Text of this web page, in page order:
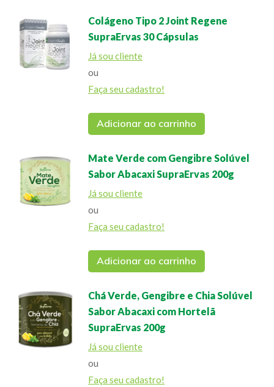
Colágeno Tipo 2 Joint Regene
SupraErvas 30 Cápsulas
Já sou cliente
ou
Faça seu cadastro!
Adicionar ao carrinho
Mate Verde com Gengibre Solúvel
Sabor Abacaxi SupraErvas 200g
Já sou cliente
ou
Faça seu cadastro!
Adicionar ao carrinho
Chá Verde, Gengibre e Chia Solúvel
Sabor Abacaxi com Hortelã
SupraErvas 200g
Já sou cliente
ou
Faça seu cadastro!